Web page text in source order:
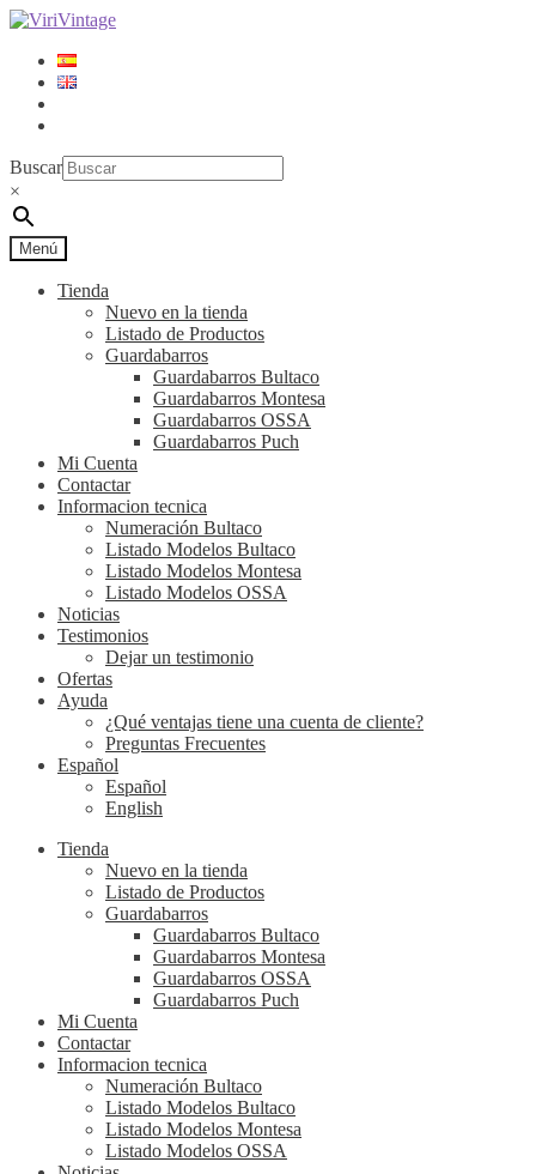
Ir
navegación
Ir
contenido
Regístrese
Buscar
×
Menú
Tienda
Nuevo en la tienda
Listado de Productos
Guardabarros
Guardabarros Bultaco
Guardabarros Montesa
Guardabarros OSSA
Guardabarros Puch
Mi Cuenta
Contactar
Informacion tecnica
Numeración Bultaco
Listado Modelos Bultaco
Listado Modelos Montesa
Listado Modelos OSSA
Noticias
Testimonios
Dejar un testimonio
Ofertas
Ayuda
¿Qué ventajas tiene una cuenta de cliente?
Preguntas Frecuentes
Español
Español
English
Tienda
Nuevo en la tienda
Listado de Productos
Guardabarros
Guardabarros Bultaco
Guardabarros Montesa
Guardabarros OSSA
Guardabarros Puch
Mi Cuenta
Contactar
Informacion tecnica
Numeración Bultaco
Listado Modelos Bultaco
Listado Modelos Montesa
Listado Modelos OSSA